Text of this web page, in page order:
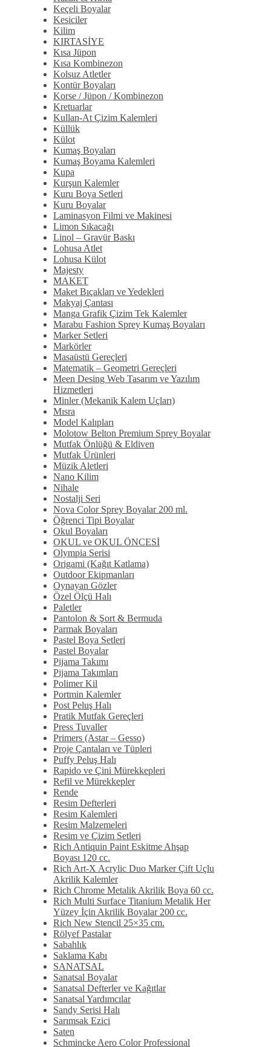
Keçeli Boyalar
Kesiciler
Kilim
KIRTASİYE
Kısa Jüpon
Kısa Kombinezon
Kolsuz Atletler
Kontür Boyaları
Korse / Jüpon / Kombinezon
Kretuarlar
Kullan-At Çizim Kalemleri
Küllük
Külot
Kumaş Boyaları
Kumaş Boyama Kalemleri
Kupa
Kurşun Kalemler
Kuru Boya Setleri
Kuru Boyalar
Laminasyon Filmi ve Makinesi
Limon Sıkacağı
Linol – Gravür Baskı
Lohusa Atlet
Lohusa Külot
Majesty
MAKET
Maket Bıçakları ve Yedekleri
Makyaj Çantası
Manga Grafik Çizim Tek Kalemler
Marabu Fashion Sprey Kumaş Boyaları
Marker Setleri
Markörler
Masaüstü Gereçleri
Matematik – Geometri Gereçleri
Meen Desing Web Tasarım ve Yazılım
Hizmetleri
Minler (Mekanik Kalem Uçları)
Mısra
Model Kalıpları
Molotow Belton Premium Sprey Boyalar
Mutfak Önlüğü & Eldiven
Mutfak Ürünleri
Müzik Aletleri
Nano Kilim
Nihale
Nostalji Seri
Nova Color Sprey Boyalar 200 ml.
Öğrenci Tipi Boyalar
Okul Boyaları
OKUL ve OKUL ÖNCESİ
Olympia Serisi
Origami (Kağıt Katlama)
Outdoor Ekipmanları
Oynayan Gözler
Özel Ölçü Halı
Paletler
Pantolon & Şort & Bermuda
Parmak Boyaları
Pastel Boya Setleri
Pastel Boyalar
Pijama Takımı
Pijama Takımları
Polimer Kil
Portmin Kalemler
Post Peluş Halı
Pratik Mutfak Gereçleri
Press Tuvaller
Primers (Astar – Gesso)
Proje Çantaları ve Tüpleri
Puffy Peluş Halı
Rapido ve Çini Mürekkepleri
Refil ve Mürekkepler
Rende
Resim Defterleri
Resim Kalemleri
Resim Malzemeleri
Resim ve Çizim Setleri
Rich Antiquin Paint Eskitme Ahşap
Boyası 120 cc.
Rich Art-X Acrylic Duo Marker Çift Uçlu
Akrilik Kalemler
Rich Chrome Metalik Akrilik Boya 60 cc.
Rich Multi Surface Titanium Metalik Her
Yüzey İçin Akrilik Boyalar 200 cc.
Rich New Stencil 25×35 cm.
Rölyef Pastalar
Sabahlık
Saklama Kabı
SANATSAL
Sanatsal Boyalar
Sanatsal Defterler ve Kağıtlar
Sanatsal Yardımcılar
Sandy Serisi Halı
Sarımsak Ezici
Saten
Schmincke Aero Color Professional